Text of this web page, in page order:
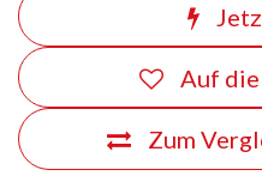
Zum
Auf